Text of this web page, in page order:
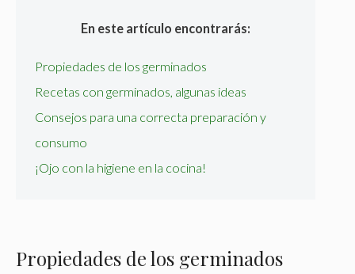
En este artículo encontrarás:
Propiedades de los germinados
Recetas con germinados, algunas ideas
Consejos para una correcta preparación y
consumo
¡Ojo con la higiene en la cocina!
Propiedades de los germinados